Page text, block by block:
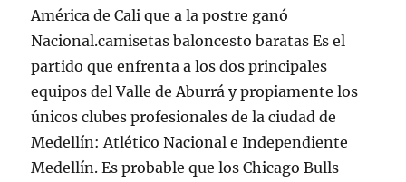
América de Cali que a la postre ganó
Nacional.camisetas baloncesto baratas Es el
partido que enfrenta a los dos principales
equipos del Valle de Aburrá y propiamente los
únicos clubes profesionales de la ciudad de
Medellín: Atlético Nacional e Independiente
Medellín. Es probable que los Chicago Bulls